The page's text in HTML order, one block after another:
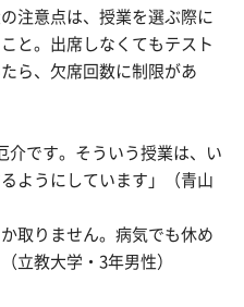
注意点は、授業を選ぶ際に
と。出席しなくてもテスト
ら、欠席回数に制限があ
介です。そういう授業は、い
ようにしています」（青山
取りません。病気でも休め
立教大学・3年男性）